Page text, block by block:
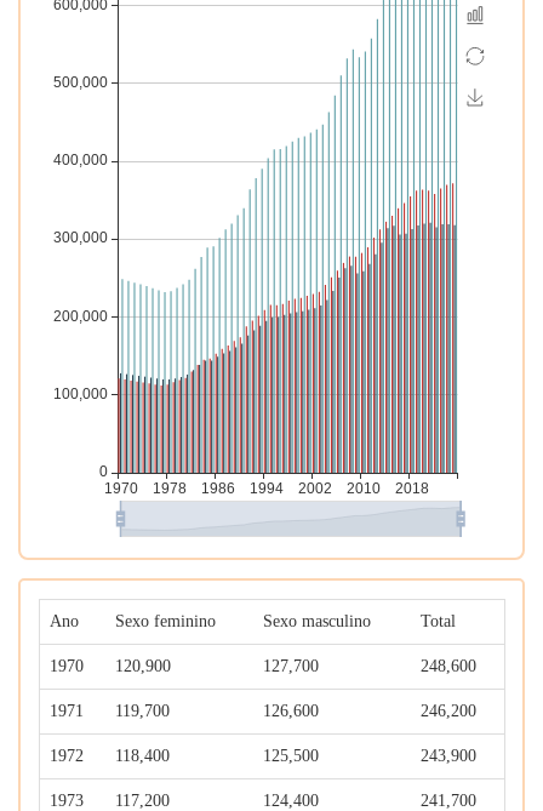
Ano Sexo feminino Sexo masculino Total
1970 120,900 127,700 248,600
1971 119,700 126,600 246,200
1972 118,400 125,500 243,900
1973 117,200 124,400 241,700